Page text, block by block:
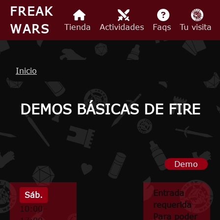
Pasar al contenido principal
FREAK
WARS
Tienda Actividades Faqs Tu visita
Ruta de navegación
Inicio
DEMOS BÁSICAS DE FIRE
Demo
Sáb.
10:00–
Entrada
requerida
Para poder